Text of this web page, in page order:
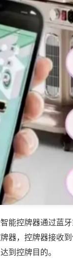
能控牌器通过蓝
器，控牌器接收
到控牌目的。